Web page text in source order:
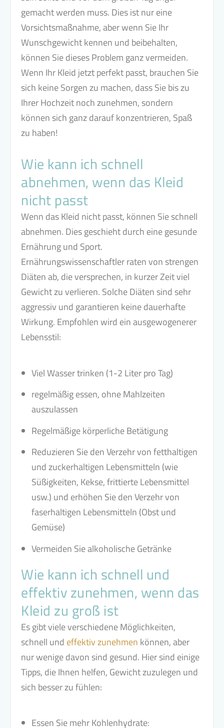
gemacht werden muss. Dies ist nur eine
Vorsichtsmaßnahme, aber wenn Sie Ihr
Wunschgewicht kennen und beibehalten,
können Sie dieses Problem ganz vermeiden.
Wenn Ihr Kleid jetzt perfekt passt, brauchen Sie
sich keine Sorgen zu machen, dass Sie bis zu
Ihrer Hochzeit noch zunehmen, sondern
können sich ganz darauf konzentrieren, Spaß
zu haben!
Wie kann ich schnell
abnehmen, wenn das Kleid
nicht passt
Wenn das Kleid nicht passt, können Sie schnell
abnehmen. Dies geschieht durch eine gesunde
Ernährung und Sport.
Ernährungswissenschaftler raten von strengen
Diäten ab, die versprechen, in kurzer Zeit viel
Gewicht zu verlieren. Solche Diäten sind sehr
aggressiv und garantieren keine dauerhafte
Wirkung. Empfohlen wird ein ausgewogenerer
Lebensstil:
Viel Wasser trinken (1-2 Liter pro Tag)
regelmäßig essen, ohne Mahlzeiten
auszulassen
Regelmäßige körperliche Betätigung
Reduzieren Sie den Verzehr von fetthaltigen
und zuckerhaltigen Lebensmitteln (wie
Süßigkeiten, Kekse, frittierte Lebensmittel
usw.) und erhöhen Sie den Verzehr von
faserhaltigen Lebensmitteln (Obst und
Gemüse)
Vermeiden Sie alkoholische Getränke
Wie kann ich schnell und
effektiv zunehmen, wenn das
Kleid zu groß ist
Es gibt viele verschiedene Möglichkeiten,
schnell und effektiv zunehmen können, aber
nur wenige davon sind gesund. Hier sind einige
Tipps, die Ihnen helfen, Gewicht zuzulegen und
sich besser zu fühlen:
Essen Sie mehr Kohlenhydrate: